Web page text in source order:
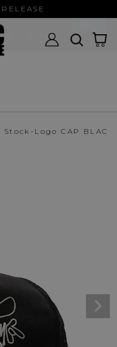
Logo CAP BLAC
公式アプリ -